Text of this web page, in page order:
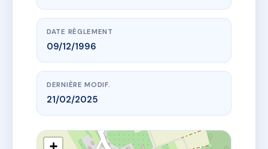
DATE RÈGLEMENT
09/12/1996
DERNIÈRE MODIF.
21/02/2025